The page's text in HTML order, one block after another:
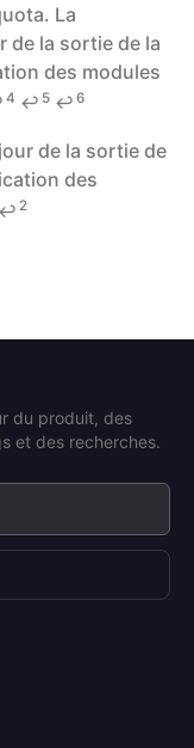
La
de la sortie de la
des modules
4 ↩ 5 ↩ 6
de la sortie de
des
↩ 2
du produit, des
et des recherches.